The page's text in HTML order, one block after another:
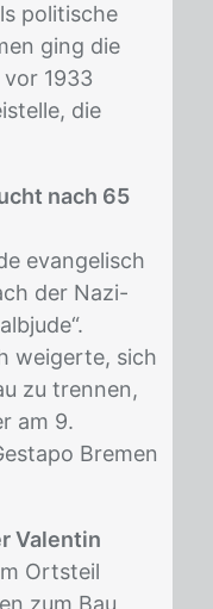
politische
ging die
1933
die
nach 65
evangelisch
der Nazi-
weigerte, sich
zu trennen,
am 9.
Bremen
Valentin
Ortsteil
zum Bau